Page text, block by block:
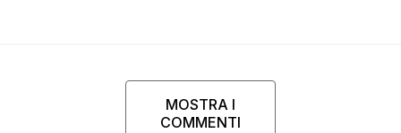
MOSTRA I
COMMENTI